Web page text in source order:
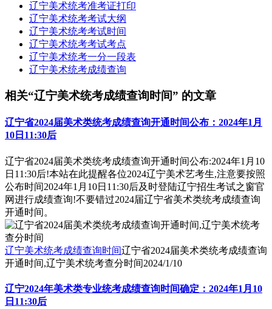
辽宁美术统考准考证打印
辽宁美术统考考试大纲
辽宁美术统考考试时间
辽宁美术统考考试考点
辽宁美术统考一分一段表
辽宁美术统考成绩查询
相关“辽宁美术统考成绩查询时间” 的文章
辽宁省2024届美术类统考成绩查询开通时间公布：2024年1月
10日11:30后
辽宁省2024届美术类统考成绩查询开通时间公布:2024年1月10
日11:30后!本站在此提醒各位2024辽宁美术艺考生,注意要按照
公布时间2024年1月10日11:30后及时登陆辽宁招生考试之窗官
网进行成绩查询!不要错过2024届辽宁省美术类统考成绩查询
开通时间。
辽宁美术统考成绩查询时间辽宁省2024届美术类统考成绩查询
开通时间,辽宁美术统考查分时间2024/1/10
辽宁2024年美术类专业统考成绩查询时间确定：2024年1月10
日11:30后